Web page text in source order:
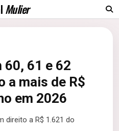
Mulier
61 e 62
a mais de R$
em 2026
direito a R$ 1.621 do